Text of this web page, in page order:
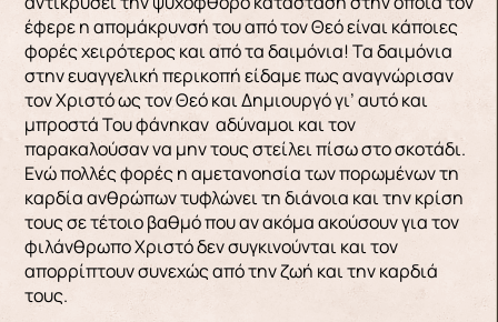
έφερε η απομάκρυνσή του από τον Θεό είναι κάποιες
φορές χειρότερος και από τα δαιμόνια! Τα δαιμόνια
στην ευαγγελική περικοπή είδαμε πως αναγνώρισαν
τον Χριστό ως τον Θεό και Δημιουργό γι’ αυτό και
μπροστά Του φάνηκαν αδύναμοι και τον
παρακαλούσαν να μην τους στείλει πίσω στο σκοτάδι.
Ενώ πολλές φορές η αμετανοησία των πορωμένων τη
καρδία ανθρώπων τυφλώνει τη διάνοια και την κρίση
τους σε τέτοιο βαθμό που αν ακόμα ακούσουν για τον
φιλάνθρωπο Χριστό δεν συγκινούνται και τον
απορρίπτουν συνεχώς από την ζωή και την καρδιά
τους.